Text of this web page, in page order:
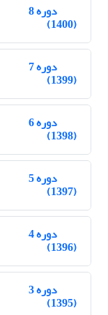
دوره 8
(1400)
دوره 7
(1399)
دوره 6
(1398)
دوره 5
(1397)
دوره 4
(1396)
دوره 3
(1395)